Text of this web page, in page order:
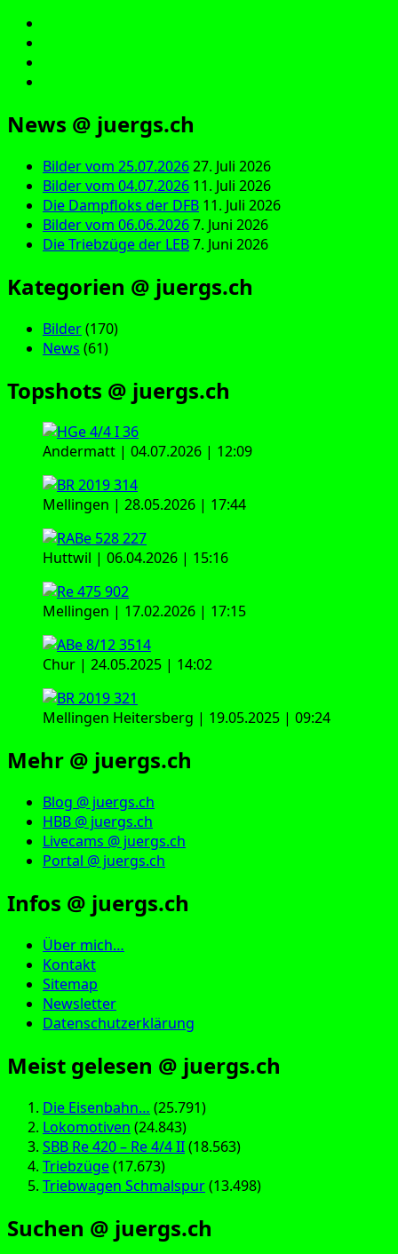
News @ juergs.ch
Bilder vom 25.07.202627. Juli 2026
Bilder vom 04.07.2026 11. Juli 2026
Die Dampfloks der DFB 11. Juli 2026
Bilder vom 06.06.20267. Juni 2026
Die Triebzüge der LEB7. Juni 2026
Kategorien @ juergs.ch
Bilder(170)
News (61)
Topshots @ juergs.ch
Andermatt | 04.07.2026 | 12:09
Mellingen | 28.05.2026 | 17:44
Huttwil | 06.04.2026 | 15:16
Mellingen | 17.02.2026 | 17:15
Chur | 24.05.2025 | 14:02
Mellingen Heitersberg | 19.05.2025 | 09:24
Mehr @ juergs.ch
Blog @ juergs.ch
HBB @ juergs.ch
Livecams @ juergs.ch
Portal @ juergs.ch
Infos @ juergs.ch
Über mich…
Kontakt
Sitemap
Newsletter
Datenschutzerklärung
Meist gelesen @ juergs.ch
Die Eisenbahn… (25.791)
Lokomotiven (24.843)
SBB Re 420 – Re 4/4 II(18.563)
Triebzüge(17.673)
Triebwagen Schmalspur(13.498)
Suchen @ juergs.ch